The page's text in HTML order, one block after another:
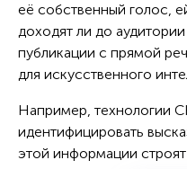
её собственный голос,
доходят ли до
публикации с прямой
для искусственного
Например, технологии
идентифицировать
этой информации